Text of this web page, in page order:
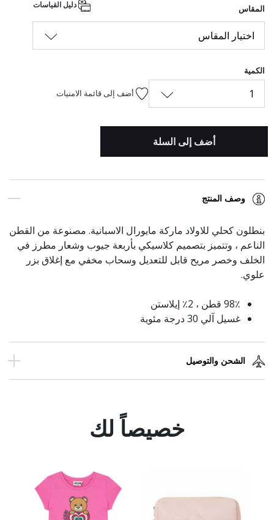
المقاس
اختيار المقاس
الكمية
1 أضف إلى قائمة الامنيات
أضف إلى السلة
وصف المنتج
بنطلون كحلي للاولاد ماركة مايورال الاسبانية. مصنوعة من القطن
الناعم ، وتتميز بتصميم كلاسيكي بأربعة جيوب وشعار مطرز في
الخلف وخصر مريح قابل للتعديل وسحاب مخفي مع إغلاق بزر
علوي.
98٪ قطن ، 2٪ إيلاستن
غسيل آلي 30 درجة مئوية
الشحن والتوصيل
خصيصاً لك